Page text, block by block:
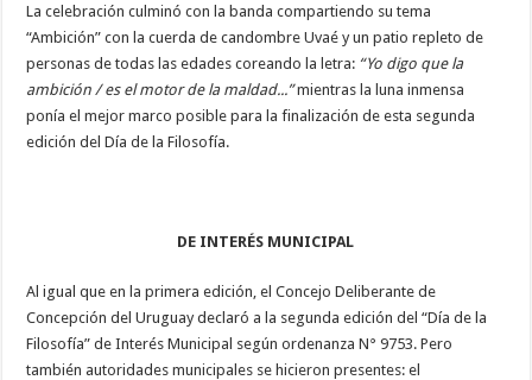
La celebración culminó con la banda compartiendo su tema
“Ambición” con la cuerda de candombre Uvaé y un patio repleto de
personas de todas las edades coreando la letra: “Yo digo que la
ambición / es el motor de la maldad...”mientras la luna inmensa
ponía el mejor marco posible para la finalización de esta segunda
edición del Día de la Filosofía.
DE INTERÉS MUNICIPAL
Al igual que en la primera edición, el Concejo Deliberante de
Concepción del Uruguay declaró a la segunda edición del “Día de la
Filosofía” de Interés Municipal según ordenanza N° 9753. Pero
también autoridades municipales se hicieron presentes: el